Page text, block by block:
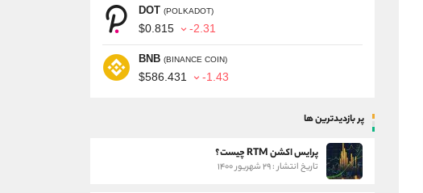
DOT (POLKADOT)
$0.815 -2.31
BNB (BINANCE COIN)
$586.431 -1.43
پر بازدیدترین ها
پرایس اکشن RTM چیست؟
تاریخ انتشار : ۲۹ شهریور ۱۴۰۰